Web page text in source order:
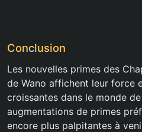
Conclusion
Les nouvelles primes des
de Wano affichent leur force
croissantes dans le monde
augmentations de primes
encore plus palpitantes à